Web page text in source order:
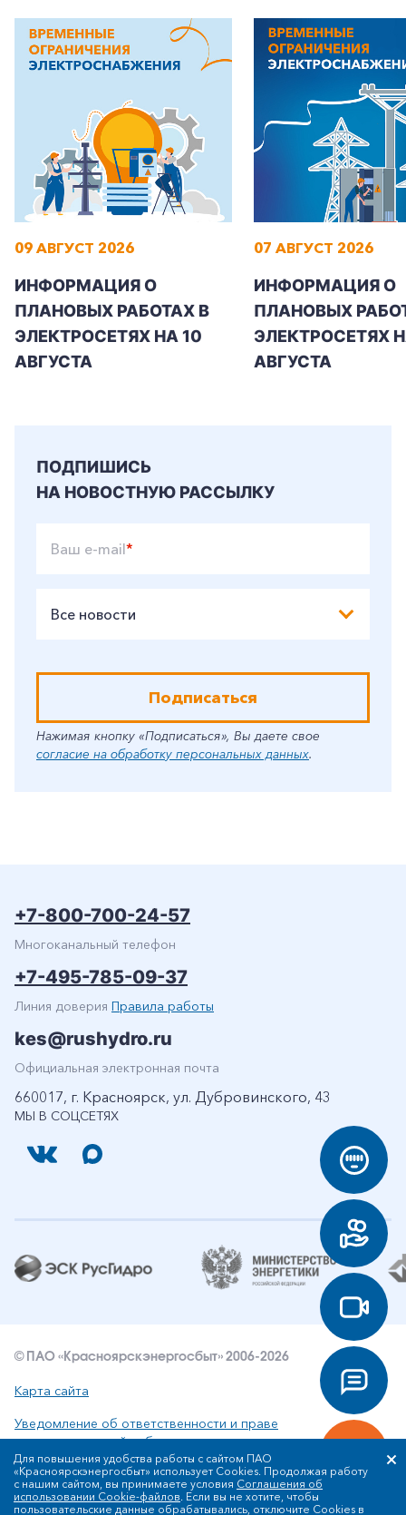
+7-800-700-24-57
Заказать обратный звонок
Частным клиентам
Корпоративным клиентам
09 АВГУСТ 2026
ИНФОРМАЦИЯ О
ПЛАНОВЫХ РАБОТАХ В
ЭЛЕКТРОСЕТЯХ НА 10
АВГУСТА
07 АВГУСТ 2026
ИНФОРМАЦИЯ О
ПЛАНОВЫХ
ЭЛЕКТРОСЕТЯХ
АВГУСТА
ПОДПИШИСЬ
НА НОВОСТНУЮ РАССЫЛКУ
Ваш e-mail*
Все новости
Подписаться
Нажимая кнопку «Подписаться», Вы даете свое
согласие на обработку персональных данных.
МЫ В СОЦСЕТЯХ
+7-800-700-24-57
Многоканальный телефон
+7-495-785-09-37
Линия доверия Правила работы
kes@rushydro.ru
Официальная электронная почта
660017, г. Красноярск, ул. Дубровинского, 43
© ПАО «Красноярскэнергосбыт» 2006-2026
Карта сайта
Уведомление об ответственности и праве
интеллектуальной собственности
Политика ПАО «Красноярскэнергосбыт» в отношении
обработки персональных данных
Для повышения удобства работы с сайтом ПАО
«Красноярскэнергосбыт» использует Cookies. Продолжая работу
с нашим сайтом, вы принимаете условия Соглашения об
использовании Cookie-файлов. Если вы не хотите, чтобы
пользовательские данные обрабатывались, отключите Cookies в